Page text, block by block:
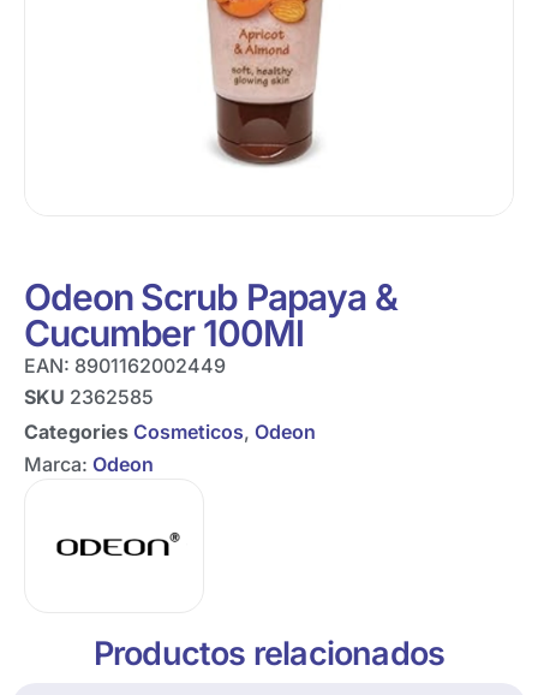
Odeon Scrub Papaya &
Cucumber 100Ml
EAN: 8901162002449
SKU 2362585
Categories Cosmeticos, Odeon
Marca: Odeon
Productos relacionados